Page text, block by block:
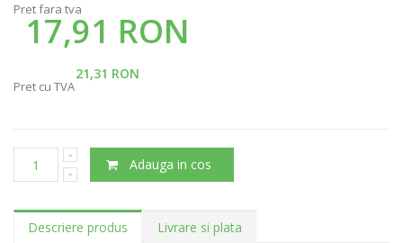
Pret fara tva
17,91 RON
21,31 RON
Pret cu TVA
Adauga in cos
Descriere produs Livrare si plata